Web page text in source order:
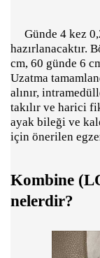
Günde 4 kez
hazırlanacaktır.
cm, 60 günde 6
Uzatma
alınır,
takılır ve harici
ayak bileği ve
için önerilen
Kombine
nelerdir?